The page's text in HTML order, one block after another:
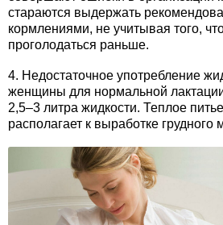
стараются выдержать
кормлениями, не учитывая того,
проголодаться раньше.
4. Недостаточное употребление
женщины для нормальной
2,5–3 литра жидкости. Теплое
располагает к выработке грудного